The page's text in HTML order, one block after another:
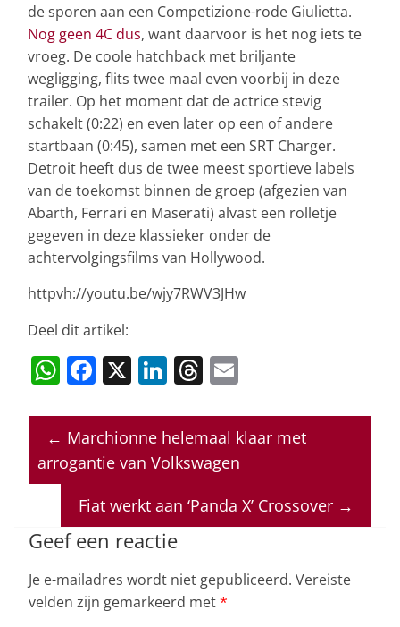
de sporen aan een Competizione-rode Giulietta.
Nog geen 4C dus, want daarvoor is het nog iets te
vroeg. De coole hatchback met briljante
wegligging, flits twee maal even voorbij in deze
trailer. Op het moment dat de actrice stevig
schakelt (0:22) en even later op een of andere
startbaan (0:45), samen met een SRT Charger.
Detroit heeft dus de twee meest sportieve labels
van de toekomst binnen de groep (afgezien van
Abarth, Ferrari en Maserati) alvast een rolletje
gegeven in deze klassieker onder de
achtervolgingsfilms van Hollywood.
httpvh://youtu.be/wjy7RWV3JHw
Deel dit artikel:
W
at
s
A
p
F
c
e
o
o
k
X Li
k
e
n
T
re
a
d
s
ai
l
← Marchionne helemaal klaar met
arrogantie van Volkswagen
Fiat werkt aan ‘Panda X’ Crossover →
Geef een reactie
Je e-mailadres wordt niet gepubliceerd. Vereiste
velden zijn gemarkeerd met*